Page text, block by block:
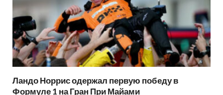
Ландо Норрис одержал первую победу в
Формуле 1 на Гран При Майами